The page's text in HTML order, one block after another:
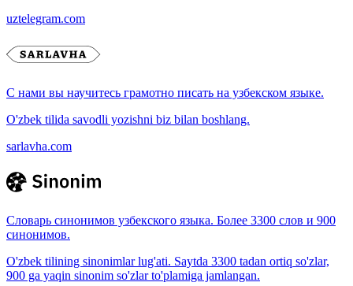
uztelegram.com
С нами вы научитесь грамотно писать на узбекском языке.
O'zbek tilida savodli yozishni biz bilan boshlang.
sarlavha.com
Словарь синонимов узбекского языка. Более 3300 слов и 900
синонимов.
O'zbek tilining sinonimlar lug'ati. Saytda 3300 tadan ortiq so'zlar,
900 ga yaqin sinonim so'zlar to'plamiga jamlangan.